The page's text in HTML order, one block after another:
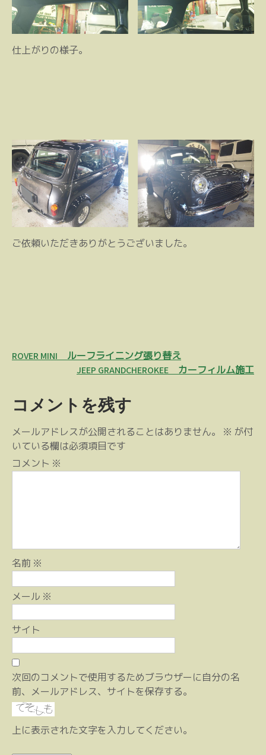
仕上がりの様子。
ご依頼いただきありがとうございました。
投
ビ
ゲ
ー
シ
ROVER MINI ルーフライニング張り替え
JEEP GRANDCHEROKEE カーフィルム施工
コメントを残す
メールアドレスが公開されることはありません。 ※ が付
いている欄は必須項目です
コメント ※
名前 ※
メール ※
サイト
次回のコメントで使用するためブラウザーに自分の名
前、メールアドレス、サイトを保存する。
上に表示された文字を入力してください。